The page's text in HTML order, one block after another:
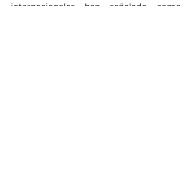
internacionales han señalado como